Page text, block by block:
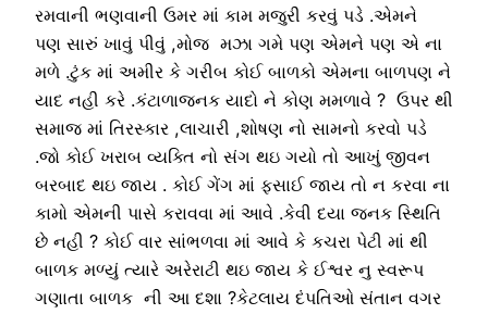
રમવાની ભણવાની ઉમર માં કામ મજુરી કરવું પડે .એમને
પણ સારું ખાવું પીવું ,મોજ મઝા ગમે પણ એમને પણ એ ના
મળે .ટુંક માં અમીર કે ગરીબ કોઈ બાળકો એમના બાળપણ ને
યાદ નહી કરે .કંટાળાજનક યાદો ને કોણ મમળાવે ? ઉપર થી
સમાજ માં તિરસ્કાર ,લાચારી ,શોષણ નો સામનો કરવો પડે
.જો કોઈ ખરાબ વ્યક્તિ નો સંગ થઇ ગયો તો આખું જીવન
બરબાદ થઇ જાય . કોઈ ગેંગ માં ફસાઈ જાય તો ન કરવા ના
કામો એમની પાસે કરાવવા માં આવે .કેવી દયા જનક સ્થિતિ
છે નહી ? કોઈ વાર સાંભળવા માં આવે કે કચરા પેટી માં થી
બાળક મળ્યું ત્યારે અરેરાટી થઇ જાય કે ઈશ્વર નુ સ્વરૂપ
ગણાતા બાળક ની આ દશા ?કેટલાય દંપતિઓ સંતાન વગર